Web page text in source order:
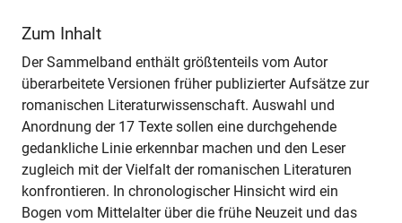
Zum Inhalt
Der Sammelband enthält größtenteils vom Autor
überarbeitete Versionen früher publizierter Aufsätze zur
romanischen Literaturwissenschaft. Auswahl und
Anordnung der 17 Texte sollen eine durchgehende
gedankliche Linie erkennbar machen und den Leser
zugleich mit der Vielfalt der romanischen Literaturen
konfrontieren. In chronologischer Hinsicht wird ein
Bogen vom Mittelalter über die frühe Neuzeit und das